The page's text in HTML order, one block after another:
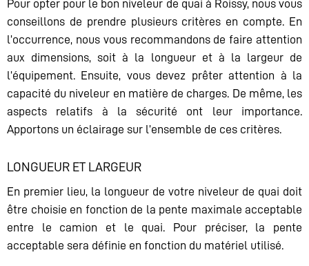
Pour opter pour le bon niveleur de quai à Roissy, nous vous
conseillons de prendre plusieurs critères en compte. En
l’occurrence, nous vous recommandons de faire attention
aux dimensions, soit à la longueur et à la largeur de
l’équipement. Ensuite, vous devez prêter attention à la
capacité du niveleur en matière de charges. De même, les
aspects relatifs à la sécurité ont leur importance.
Apportons un éclairage sur l’ensemble de ces critères.
LONGUEUR ET LARGEUR
En premier lieu, la longueur de votre niveleur de quai doit
être choisie en fonction de la pente maximale acceptable
entre le camion et le quai. Pour préciser, la pente
acceptable sera définie en fonction du matériel utilisé.